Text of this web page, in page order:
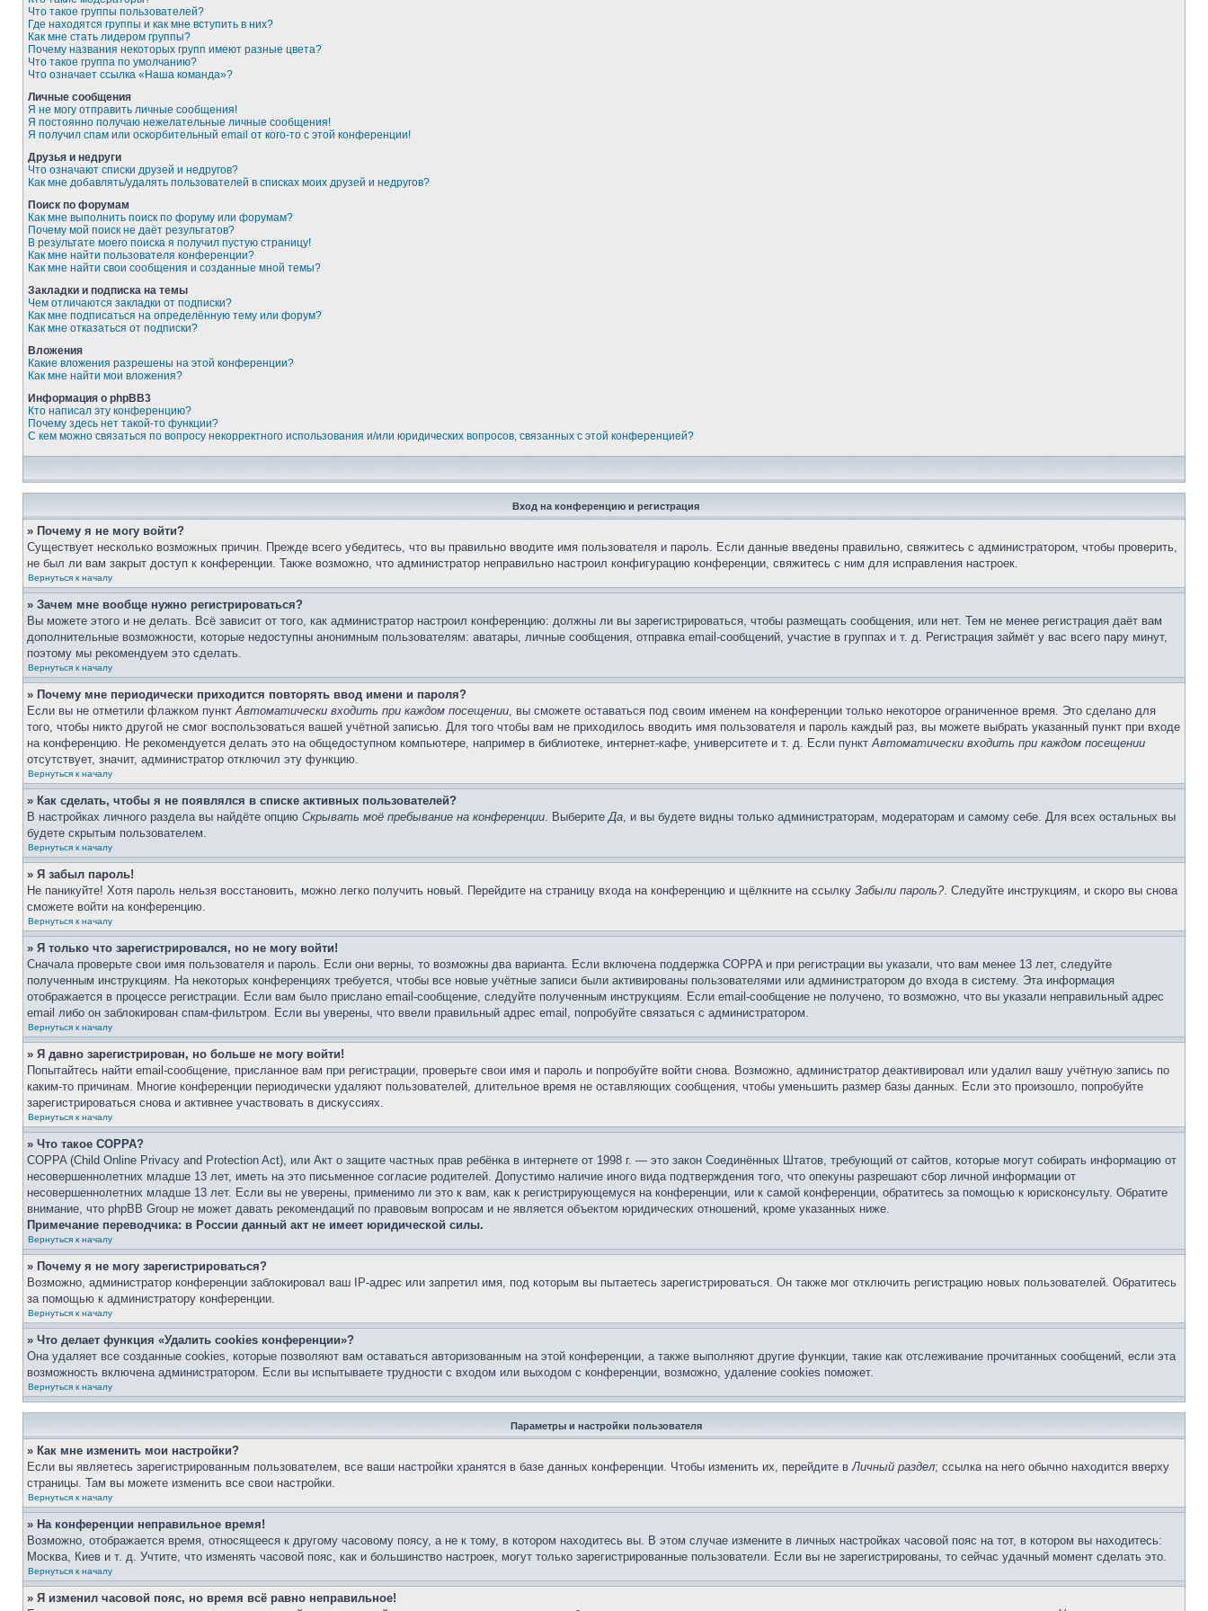
Что такое группы пользователей?
Где находятся группы и как мне вступить в них?
Как мне стать лидером группы?
Почему названия некоторых групп имеют разные цвета?
Что такое группа по умолчанию?
Что означает ссылка «Наша команда»?
Личные сообщения
Я не могу отправить личные сообщения!
Я постоянно получаю нежелательные личные сообщения!
Я получил спам или оскорбительный email от кого-то с этой конференции!
Друзья и недруги
Что означают списки друзей и недругов?
Как мне добавлять/удалять пользователей в списках моих друзей и недругов?
Поиск по форумам
Как мне выполнить поиск по форуму или форумам?
Почему мой поиск не даёт результатов?
В результате моего поиска я получил пустую страницу!
Как мне найти пользователя конференции?
Как мне найти свои сообщения и созданные мной темы?
Закладки и подписка на темы
Чем отличаются закладки от подписки?
Как мне подписаться на определённую тему или форум?
Как мне отказаться от подписки?
Вложения
Какие вложения разрешены на этой конференции?
Как мне найти мои вложения?
Информация о phpBB3
Кто написал эту конференцию?
Почему здесь нет такой-то функции?
С кем можно связаться по вопросу некорректного использования и/или юридических вопросов, связанных с этой конференцией?
Вход на конференцию и регистрация
» Почему я не могу войти?
Существует несколько возможных причин. Прежде всего убедитесь, что вы правильно вводите имя пользователя и пароль. Если данные введены правильно, свяжитесь с администратором, чтобы проверить,
не был ли вам закрыт доступ к конференции. Также возможно, что администратор неправильно настроил конфигурацию конференции, свяжитесь с ним для исправления настроек.
Вернуться к началу
» Зачем мне вообще нужно регистрироваться?
Вы можете этого и не делать. Всё зависит от того, как администратор настроил конференцию: должны ли вы зарегистрироваться, чтобы размещать сообщения, или нет. Тем не менее регистрация даёт вам
дополнительные возможности, которые недоступны анонимным пользователям: аватары, личные сообщения, отправка email-сообщений, участие в группах и т. д. Регистрация займёт у вас всего пару минут,
поэтому мы рекомендуем это сделать.
Вернуться к началу
» Почему мне периодически приходится повторять ввод имени и пароля?
Если вы не отметили флажком пунктАвтоматически входить при каждом посещении, вы сможете оставаться под своим именем на конференции только некоторое ограниченное время. Это сделано для
того, чтобы никто другой не смог воспользоваться вашей учётной записью. Для того чтобы вам не приходилось вводить имя пользователя и пароль каждый раз, вы можете выбрать указанный пункт при входе
на конференцию. Не рекомендуется делать это на общедоступном компьютере, например в библиотеке, интернет-кафе, университете и т. д. Если пунктАвтоматически входить при каждом посещении
отсутствует, значит, администратор отключил эту функцию.
Вернуться к началу
» Как сделать, чтобы я не появлялся в списке активных пользователей?
В настройках личного раздела вы найдёте опцию Скрывать моё пребывание на конференции. ВыберитеДа, и вы будете видны только администраторам, модераторам и самому себе. Для всех остальных вы
будете скрытым пользователем.
Вернуться к началу
» Я забыл пароль!
Не паникуйте! Хотя пароль нельзя восстановить, можно легко получить новый. Перейдите на страницу входа на конференцию и щёлкните на ссылку Забыли пароль?. Следуйте инструкциям, и скоро вы снова
сможете войти на конференцию.
Вернуться к началу
» Я только что зарегистрировался, но не могу войти!
Сначала проверьте свои имя пользователя и пароль. Если они верны, то возможны два варианта. Если включена поддержка COPPA и при регистрации вы указали, что вам менее 13 лет, следуйте
полученным инструкциям. На некоторых конференциях требуется, чтобы все новые учётные записи были активированы пользователями или администратором до входа в систему. Эта информация
отображается в процессе регистрации. Если вам было прислано email-сообщение, следуйте полученным инструкциям. Если email-сообщение не получено, то возможно, что вы указали неправильный адрес
email либо он заблокирован спам-фильтром. Если вы уверены, что ввели правильный адрес email, попробуйте связаться с администратором.
Вернуться к началу
» Я давно зарегистрирован, но больше не могу войти!
Попытайтесь найти email-сообщение, присланное вам при регистрации, проверьте свои имя и пароль и попробуйте войти снова. Возможно, администратор деактивировал или удалил вашу учётную запись по
каким-то причинам. Многие конференции периодически удаляют пользователей, длительное время не оставляющих сообщения, чтобы уменьшить размер базы данных. Если это произошло, попробуйте
зарегистрироваться снова и активнее участвовать в дискуссиях.
Вернуться к началу
» Что такое COPPA?
COPPA (Child Online Privacy and Protection Act), или Акт о защите частных прав ребёнка в интернете от 1998 г. — это закон Соединённых Штатов, требующий от сайтов, которые могут собирать информацию от
несовершеннолетних младше 13 лет, иметь на это письменное согласие родителей. Допустимо наличие иного вида подтверждения того, что опекуны разрешают сбор личной информации от
несовершеннолетних младше 13 лет. Если вы не уверены, применимо ли это к вам, как к регистрирующемуся на конференции, или к самой конференции, обратитесь за помощью к юрисконсульту. Обратите
внимание, что phpBB Group не может давать рекомендаций по правовым вопросам и не является объектом юридических отношений, кроме указанных ниже.
Примечание переводчика: в России данный акт не имеет юридической силы.
Вернуться к началу
» Почему я не могу зарегистрироваться?
Возможно, администратор конференции заблокировал ваш IP-адрес или запретил имя, под которым вы пытаетесь зарегистрироваться. Он также мог отключить регистрацию новых пользователей. Обратитесь
за помощью к администратору конференции.
Вернуться к началу
» Что делает функция «Удалить cookies конференции»?
Она удаляет все созданные cookies, которые позволяют вам оставаться авторизованным на этой конференции, а также выполняют другие функции, такие как отслеживание прочитанных сообщений, если эта
возможность включена администратором. Если вы испытываете трудности с входом или выходом с конференции, возможно, удаление cookies поможет.
Вернуться к началу
Параметры и настройки пользователя
» Как мне изменить мои настройки?
Если вы являетесь зарегистрированным пользователем, все ваши настройки хранятся в базе данных конференции. Чтобы изменить их, перейдите вЛичный раздел; ссылка на него обычно находится вверху
страницы. Там вы можете изменить все свои настройки.
Вернуться к началу
» На конференции неправильное время!
Возможно, отображается время, относящееся к другому часовому поясу, а не к тому, в котором находитесь вы. В этом случае измените в личных настройках часовой пояс на тот, в котором вы находитесь:
Москва, Киев и т. д. Учтите, что изменять часовой пояс, как и большинство настроек, могут только зарегистрированные пользователи. Если вы не зарегистрированы, то сейчас удачный момент сделать это.
Вернуться к началу
» Я изменил часовой пояс, но время всё равно неправильное!